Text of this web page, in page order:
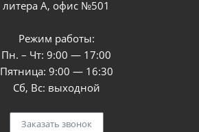
литера А, офис №501
Режим работы:
Пн. – Чт: 9:00 — 17:00
Пятница: 9:00 — 16:30
Сб, Вс: выходной
Заказать звонок